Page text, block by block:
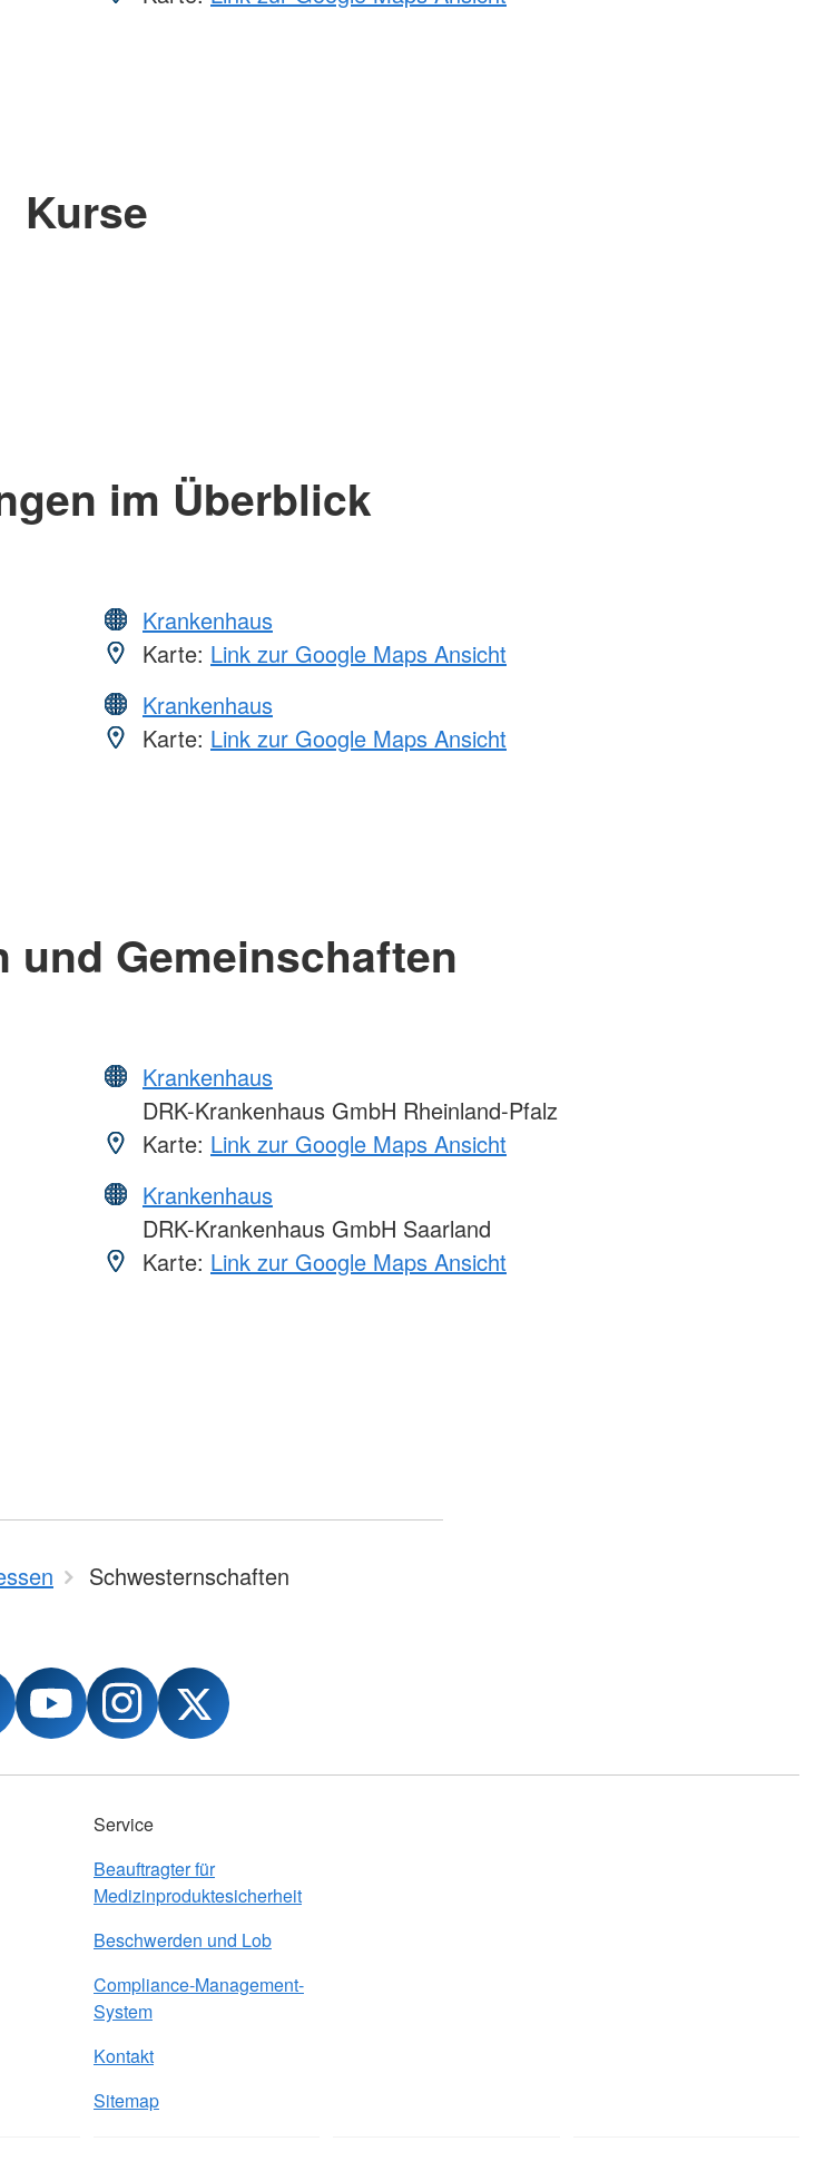
Kurse
im Überblick
Krankenhaus
Karte: Link zur Google Maps Ansicht
Krankenhaus
Karte: Link zur Google Maps Ansicht
und Gemeinschaften
Krankenhaus
DRK-Krankenhaus GmbH Rheinland-Pfalz
Karte: Link zur Google Maps Ansicht
Krankenhaus
DRK-Krankenhaus GmbH Saarland
Karte: Link zur Google Maps Ansicht
Schwesternschaften
Service
Beauftragter für
Medizinproduktesicherheit
Beschwerden und Lob
Compliance-Management-
System
Kontakt
Sitemap